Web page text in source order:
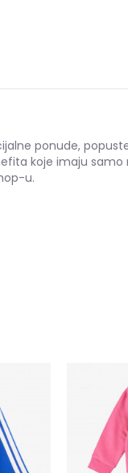
ponude,
koje imaju samo
u.